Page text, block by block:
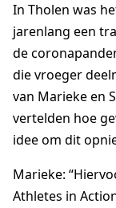
In Tholen was
jarenlang een
de
die vroeger
van Marieke en
vertelden hoe
idee om dit
Marieke:
Athletes in